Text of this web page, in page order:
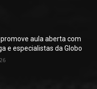
aula aberta com
e especialistas da Globo